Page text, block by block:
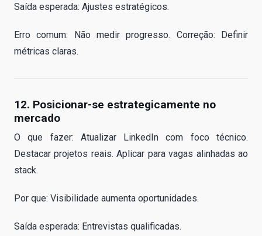
Saída esperada: Ajustes estratégicos.
Erro comum: Não medir progresso. Correção: Definir
métricas claras.
12. Posicionar-se estrategicamente no
mercado
O que fazer: Atualizar LinkedIn com foco técnico.
Destacar projetos reais. Aplicar para vagas alinhadas ao
stack.
Por que: Visibilidade aumenta oportunidades.
Saída esperada: Entrevistas qualificadas.